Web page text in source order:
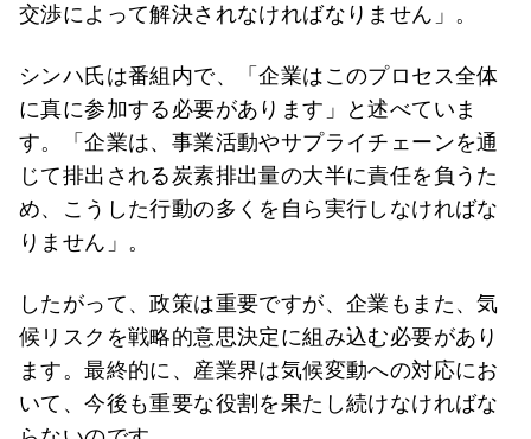
交渉によって解決されなければなりません」。
シンハ氏は番組内で、「企業はこのプロセス全体
に真に参加する必要があります」と述べていま
す。「企業は、事業活動やサプライチェーンを通
じて排出される炭素排出量の大半に責任を負うた
め、こうした行動の多くを自ら実行しなければな
りません」。
したがって、政策は重要ですが、企業もまた、気
候リスクを戦略的意思決定に組み込む必要があり
ます。最終的に、産業界は気候変動への対応にお
いて、今後も重要な役割を果たし続けなければな